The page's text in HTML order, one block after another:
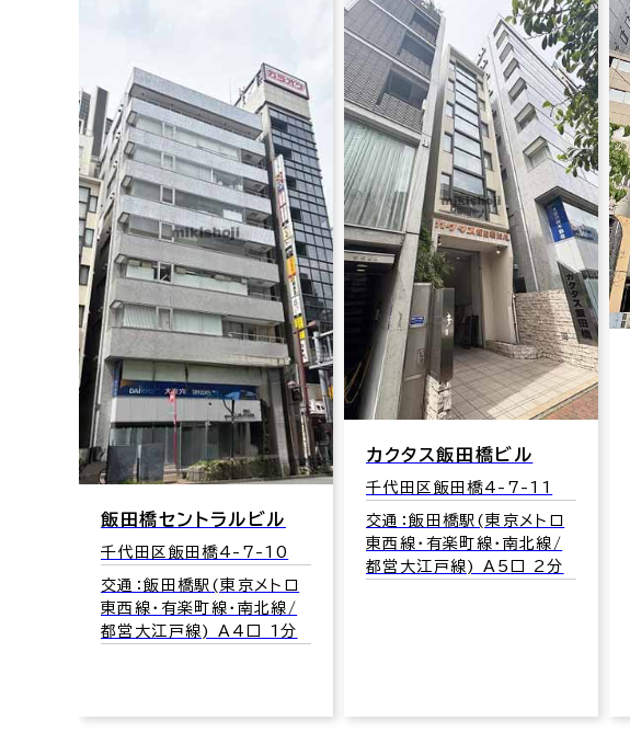
飯田橋セントラルビル
千代田区飯田橋4-7-10
交通：飯田橋駅(東京メトロ
東西線･有楽町線･南北線/
都営大江戸線) A4口 1分
カクタス飯田橋ビル
千代田区飯田橋4-7-11
交通：飯田橋駅(東京メトロ
東西線･有楽町線･南北線/
都営大江戸線) A5口 2分